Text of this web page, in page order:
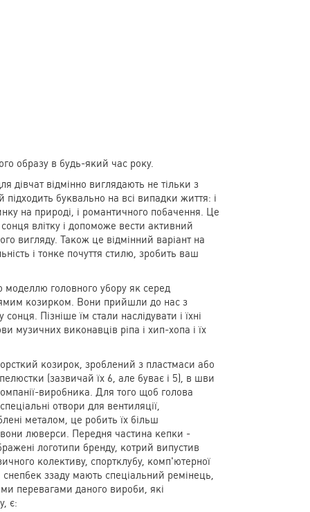
образу в будь-який час року.
дівчат відмінно виглядають не тільки з
буквально на всі випадки життя: і
на природі, і романтичного побачення. Це
влітку і допоможе вести активний
вигляду. Також це відмінний варіант на
і тонке почуття стилю, зробить ваш
моделлю головного убору як серед
козирком. Вони прийшли до нас з
Пізніше їм стали наслідувати і їхні
музичних виконавців ріпа і хип-хопа і їх
козирок, зроблений з пластмаси або
(зазвичай їх 6, але буває і 5), в шви
виробника. Для того щоб голова
отвори для вентиляції,
металом, це робить їх більш
люверси. Передня частина кепки -
логотипи бренду, котрий випустив
колективу, спортклубу, комп'ютерної
ззаду мають спеціальний ремінець,
перевагами даного вироби, які
є: